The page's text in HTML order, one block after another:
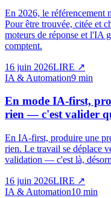
En 2026, le référencement
Pour être trouvée, citée et
moteurs de réponse et l'IA
comptent.
16 juin 2026LIRE ↗
IA & Automation9 min
En mode IA-first,
rien — c'est valider
En IA-first, produire une
rien. Le travail se déplace
validation — c'est là,
16 juin 2026LIRE ↗
IA & Automation10 min